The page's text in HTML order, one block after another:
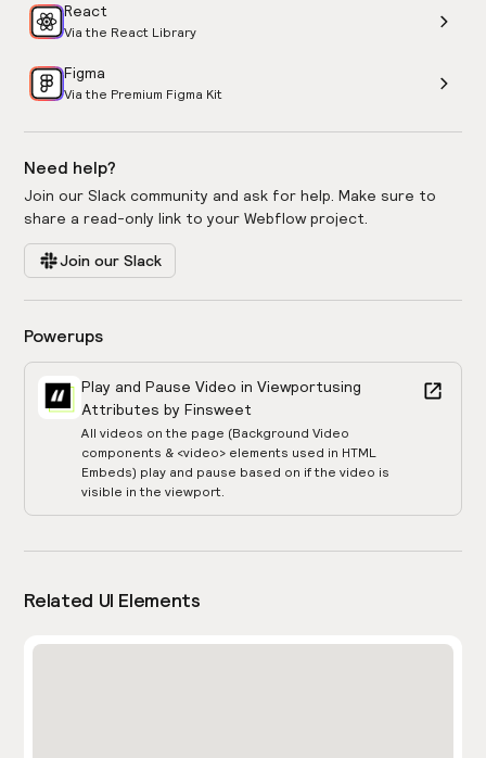
React
Via the React Library
Figma
Via the Premium Figma Kit
Need help?
Join our Slack community and ask for help. Make sure to
share a read-only link to your Webflow project.
Join our Slack
Powerups
Play and Pause Video in Viewportusing
Attributes by Finsweet
All videos on the page (Background Video
components & <video> elements used in HTML
Embeds) play and pause based on if the video is
visible in the viewport.
Related UI Elements